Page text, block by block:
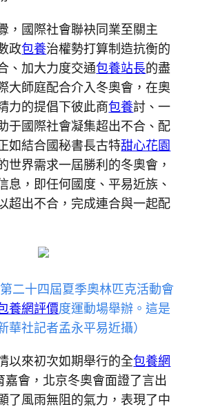
國際社會聯袂同業至關主
政包養治權勢打算制造抗衡的
、加大力度交通包養站長的盡
大師庭配合介入冬奧會，在奧
力的提倡下彼此商包養討、一
于國際社會凝集超出不合、配
如結合國秘書長古特甜心花園
世界需求一屆勝利的冬奧會，
息，即任何國度、平易近族、
超出不合，完成連合與一起配
十四屆夏季奧林匹克活動會
養網評價度運動場舉辦。這是
華社記者孟永平易近攝）
來初次如期舉行的全包養網
嘉會，北京冬奧會面證了言出
了風雨無阻的氣力，表現了中